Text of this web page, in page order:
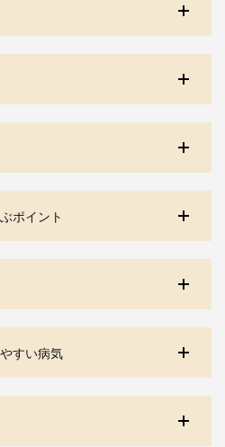
ポイント
すい病気